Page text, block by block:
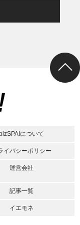
bizSPA!について
イバシーポリシー
運営会社
記事一覧
イエモネ